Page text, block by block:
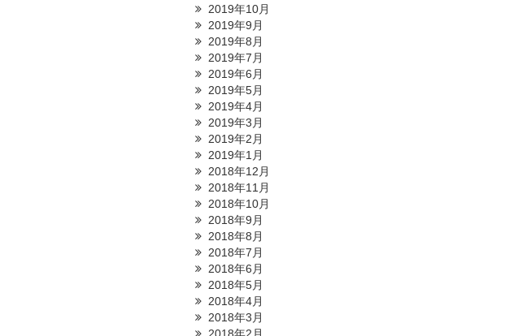
2019年10月
2019年9月
2019年8月
2019年7月
2019年6月
2019年5月
2019年4月
2019年3月
2019年2月
2019年1月
2018年12月
2018年11月
2018年10月
2018年9月
2018年8月
2018年7月
2018年6月
2018年5月
2018年4月
2018年3月